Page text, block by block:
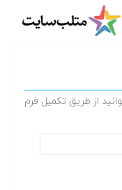
از طریق تکمیل فرم